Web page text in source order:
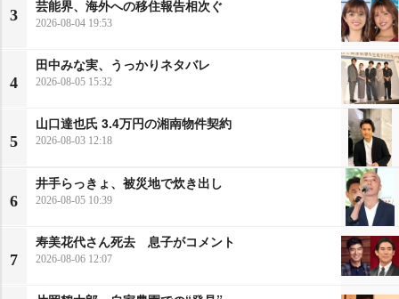
3
芸能界、海外への移住報告相次ぐ
2026-08-04 19:53
4
田中みな実、うっかりネタバレ
2026-08-05 15:32
5
山口達也氏 3.4万円の湘南物件契約
2026-08-03 12:18
6
井手らっきょ、被災地で炊き出し
2026-08-05 10:39
7
寿美花代さん死去 息子がコメント
2026-08-06 12:07